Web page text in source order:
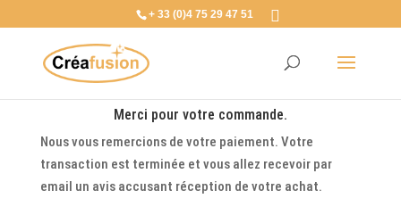
+ 33 (0)4 75 29 47 51
Merci pour votre commande.
Nous vous remercions de votre paiement. Votre
transaction est terminée et vous allez recevoir par
email un avis accusant réception de votre achat.